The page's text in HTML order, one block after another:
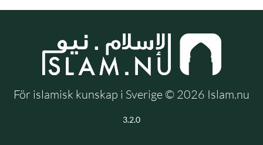
För islamisk kunskap i Sverige © 2026 Islam.nu
3.2.0